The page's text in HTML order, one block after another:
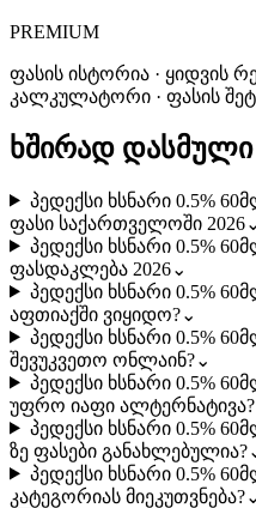
PREMIUM
ფასის ისტორია · ყიდვის
კალკულატორი · ფასის
ხშირად დასმული
პედექსი ხსნარი 0.5%
ფასი საქართველოში 2026⌄
პედექსი ხსნარი 0.5%
ფასდაკლება 2026⌄
პედექსი ხსნარი 0.5%
აფთიაქში ვიყიდო?⌄
პედექსი ხსნარი 0.5%
შევუკვეთო ონლაინ?⌄
პედექსი ხსნარი 0.5%
უფრო იაფი ალტერნატივა?
პედექსი ხსნარი 0.5%
ზე ფასები განახლებულია?
პედექსი ხსნარი 0.5%
კატეგორიას მიეკუთვნება?⌄